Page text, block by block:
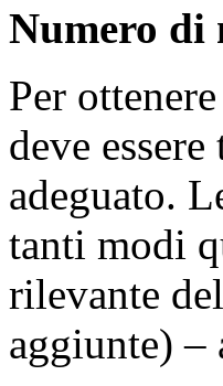
Numero di
Per
deve
adeguato.
tanti modi
rilevante
aggiunte) –